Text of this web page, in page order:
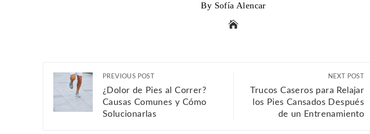
By Sofía Alencar
PREVIOUS POST
¿Dolor de Pies al Correr?
Causas Comunes y Cómo
Solucionarlas
NEXT POST
Trucos Caseros para Relajar
los Pies Cansados Después
de un Entrenamiento